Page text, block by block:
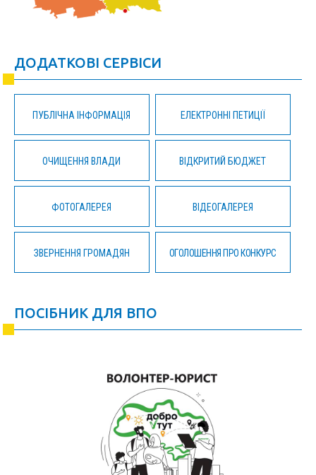
ДОДАТКОВІ СЕРВІСИ
ПУБЛІЧНА ІНФОРМАЦІЯ ЕЛЕКТРОННІ ПЕТИЦІЇ
ОЧИЩЕННЯ ВЛАДИ ВІДКРИТИЙ БЮДЖЕТ
ФОТОГАЛЕРЕЯ ВІДЕОГАЛЕРЕЯ
ЗВЕРНЕННЯ ГРОМАДЯН ОГОЛОШЕННЯ ПРО КОНКУРС
ПОСІБНИК ДЛЯ ВПО